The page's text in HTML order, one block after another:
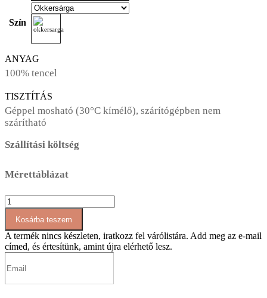
Szín
ANYAG
100% tencel
TISZTÍTÁS
Géppel mosható (30°C kímélő), szárítógépben nem
szárítható
Szállítási költség
Mérettáblázat
AT012
rövid
felső
mennyiség
Kosárba teszem
A termék nincs készleten, iratkozz fel várólistára. Add meg az e-mail
címed, és értesítünk, amint újra elérhető lesz.